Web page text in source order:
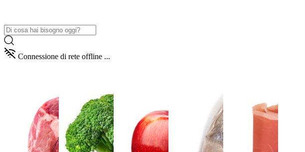
Connessione di rete offline ...